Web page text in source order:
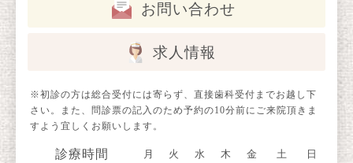
お問い合わせ
求人情報
※初診の方は総合受付には寄らず、直接歯科受付までお越し下
さい。また、問診票の記入のため予約の10分前にご来院頂きま
すよう宜しくお願いします。
診療時間 月 火 水 木 金 土 日